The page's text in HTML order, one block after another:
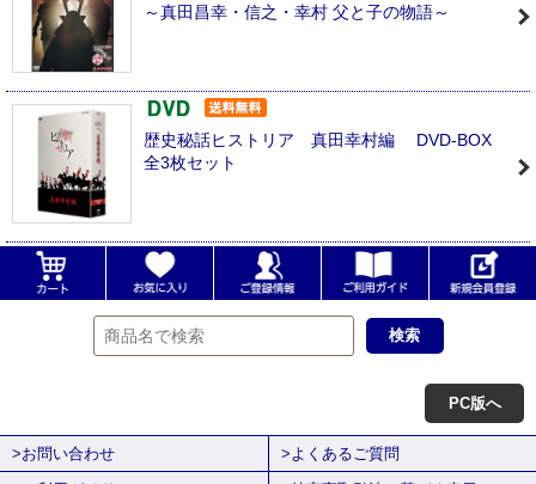
～真田昌幸・信之・幸村 父と子の物語～
歴史秘話ヒストリア 真田幸村編 DVD-BOX
全3枚セット
PC版へ
>お問い合わせ
>よくあるご質問